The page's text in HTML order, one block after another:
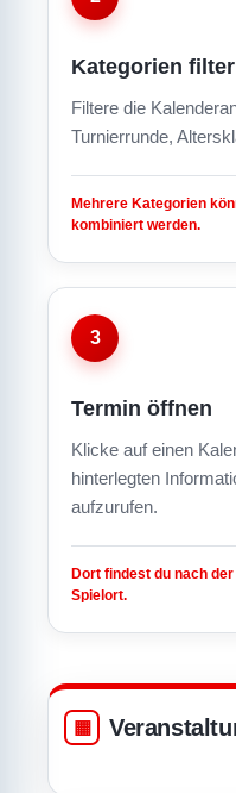
Kategorien
Filtere die
Turnierrunde,
Mehrere Kategorien
kombiniert werden.
3
Termin öffnen
Klicke auf einen
hinterlegten
aufzurufen.
Dort findest du nach
Spielort.